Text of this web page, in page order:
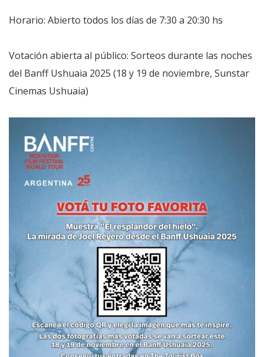
Horario: Abierto todos los días de 7:30 a 20:30 hs
Votación abierta al público: Sorteos durante las noches
del Banff Ushuaia 2025 (18 y 19 de noviembre, Sunstar
Cinemas Ushuaia)